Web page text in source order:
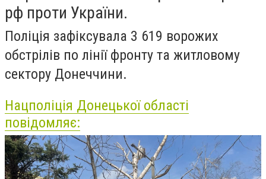
рф проти України.
Поліція зафіксувала 3 619 ворожих
обстрілів по лінії фронту та житловому
сектору Донеччини.
Нацполіція Донецької області
повідомляє: